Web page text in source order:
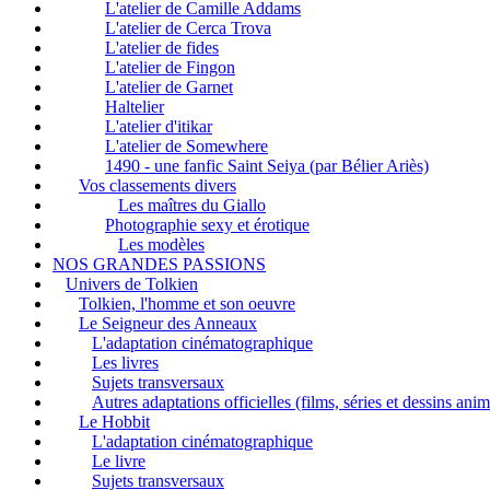
L'atelier de Camille Addams
L'atelier de Cerca Trova
L'atelier de fides
L'atelier de Fingon
L'atelier de Garnet
Haltelier
L'atelier d'itikar
L'atelier de Somewhere
1490 - une fanfic Saint Seiya (par Bélier Ariès)
Vos classements divers
Les maîtres du Giallo
Photographie sexy et érotique
Les modèles
NOS GRANDES PASSIONS
Univers de Tolkien
Tolkien, l'homme et son oeuvre
Le Seigneur des Anneaux
L'adaptation cinématographique
Les livres
Sujets transversaux
Autres adaptations officielles (films, séries et dessins
Le Hobbit
L'adaptation cinématographique
Le livre
Sujets transversaux